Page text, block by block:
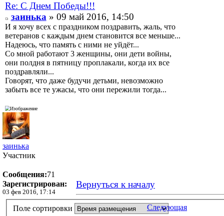
Re: С Днем Победы!!!
заинька» 09 май 2016, 14:50
И я хочу всех с праздником поздравить, жаль, что
ветеранов с каждым днем становится все меньше...
Надеюсь, что память с ними не уйдёт...
Со мной работают 3 женщины, они дети войны,
они полдня в пятницу проплакали, когда их все
поздравляли...
Говорят, что даже будучи детьми, невозможно
забыть все те ужасы, что они пережили тогда...
заинька
Участник
Сообщения:71
Зарегистрирован:
03 фев 2016, 17:14
Вернуться к началу
Следующая
Поле сортировки